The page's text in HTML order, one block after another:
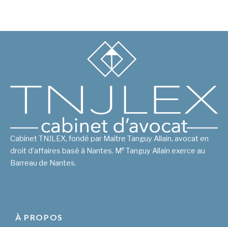
Cabinet TNJLEX, fondé par Maître Tanguy Allain, avocat en
droit d’affaires basé à Nantes. Me Tanguy Allain exerce au
Barreau de Nantes.
À PROPOS